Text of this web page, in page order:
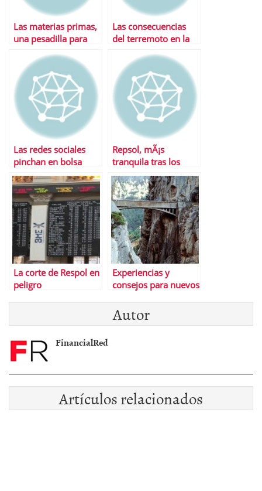
Las materias primas,
una pesadilla para
Las consecuencias
del terremoto en la
Las redes sociales
pinchan en bolsa
Repsol, mÃ¡s
tranquila tras los
cambios en Sacyr
La corte de Respol en
peligro
Experiencias y
consejos para nuevos
#bolsa
Autor
FinancialRed
Artículos relacionados